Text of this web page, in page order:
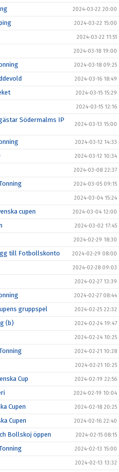
2024-03-22 20:00
2024-03-22 15:00
2024-03-22 11:51
2024-03-18 19:00
2024-03-18 09:25
2024-03-16 18:49
2024-03-15 15:29
2024-03-15 12:16
Södermalms IP
2024-03-13 15:00
2024-03-12 14:33
2024-03-12 10:34
2024-03-08 22:37
2024-03-05 09:15
2024-03-04 15:24
cupen 2024-03-04 12:00
2024-03-02 17:45
2024-02-29 18:30
till Fotbollskonto 2024-02-29 08:00
2024-02-28 09:03
2024-02-27 13:39
2024-02-27 08:44
gruppspel 2024-02-25 22:32
(b) 2024-02-24 19:47
2024-02-24 10:25
2024-02-21 10:28
2024-02-21 10:25
Cup 2024-02-19 22:56
2024-02-19 10:04
Cupen 2024-02-18 20:25
Cupen 2024-02-16 22:40
Bollskoj öppen 2024-02-15 08:15
2024-02-13 15:00
2024-02-13 13:32